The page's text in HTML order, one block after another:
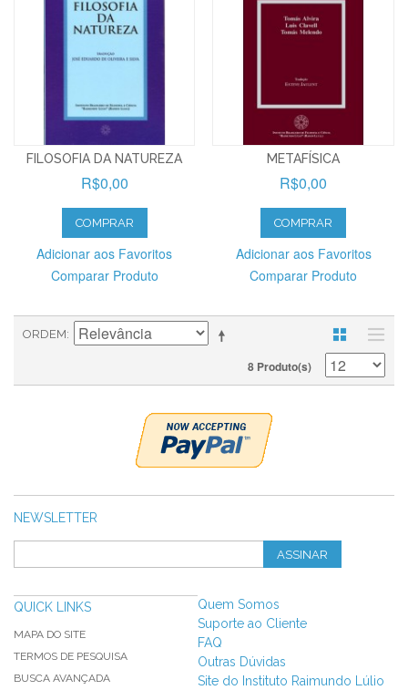
FILOSOFIA DA NATUREZA
R$0,00
COMPRAR
Adicionar aos Favoritos
Comparar Produto
METAFÍSICA
R$0,00
COMPRAR
Adicionar aos Favoritos
Comparar Produto
ORDEM
8 Produto(s)
NEWSLETTER
ASSINAR
QUICK LINKS
MAPA DO SITE
TERMOS DE PESQUISA
BUSCA AVANÇADA
Quem Somos
Suporte ao Cliente
FAQ
Outras Dúvidas
Site do Instituto Raimundo Lúlio